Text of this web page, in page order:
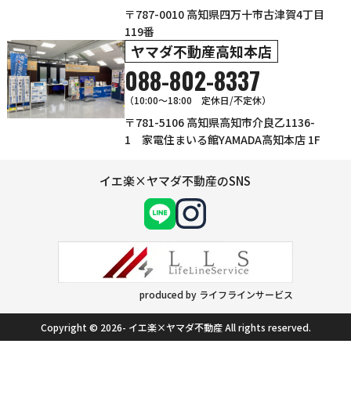
〒787-0010 高知県四万十市古津賀4丁目
119番
ヤマダ不動産高知本店
088-802-8337
（10:00～18:00 定休日/不定休）
〒781-5106 高知県高知市介良乙1136-
1 家電住まいる館YAMADA高知本店 1F
イエ楽×ヤマダ不動産のSNS
produced by ライフラインサービス
Copyright © 2026- イエ楽×ヤマダ不動産 All rights reserved.